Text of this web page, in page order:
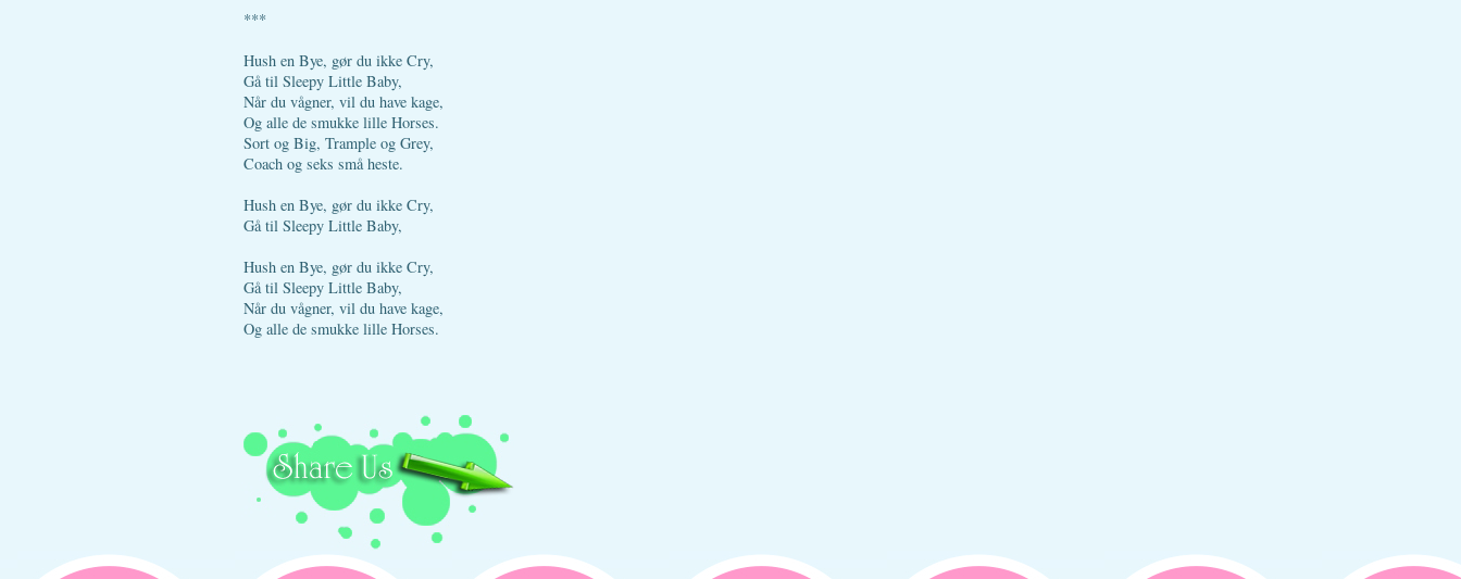
***
Hush en Bye, gør du ikke Cry,
Gå til Sleepy Little Baby,
Når du vågner, vil du have kage,
Og alle de smukke lille Horses.
Sort og Big, Trample og Grey,
Coach og seks små heste.
Hush en Bye, gør du ikke Cry,
Gå til Sleepy Little Baby,
Hush en Bye, gør du ikke Cry,
Gå til Sleepy Little Baby,
Når du vågner, vil du have kage,
Og alle de smukke lille Horses.